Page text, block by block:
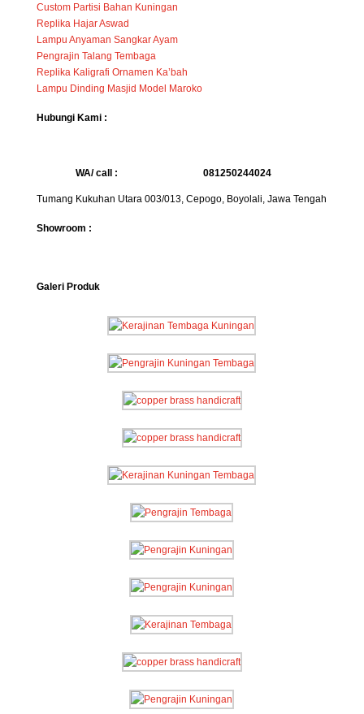
Custom Partisi Bahan Kuningan
Replika Hajar Aswad
Lampu Anyaman Sangkar Ayam
Pengrajin Talang Tembaga
Replika Kaligrafi Ornamen Ka’bah
Lampu Dinding Masjid Model Maroko
Hubungi Kami :
WA/ call : 081250244024
Tumang Kukuhan Utara 003/013, Cepogo, Boyolali, Jawa Tengah
Showroom :
Galeri Produk